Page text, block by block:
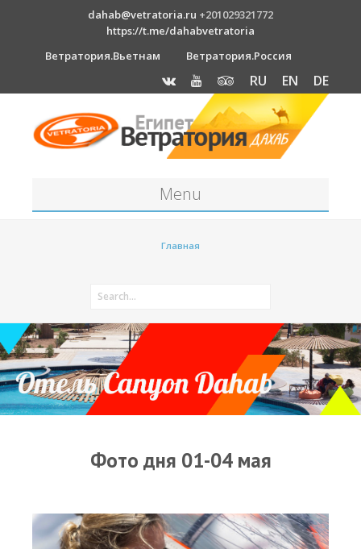
dahab@vetratoria.ru +201029321772
https://t.me/dahabvetratoria
Ветратория.Вьетнам
Ветратория.Россия
RU EN DE
Menu
Как к нам добраться?
Прогноз погоды
Оборудование
Виртуальный тур Ганет Синай
Дахаб
Главная
Фото дня 01-04 мая